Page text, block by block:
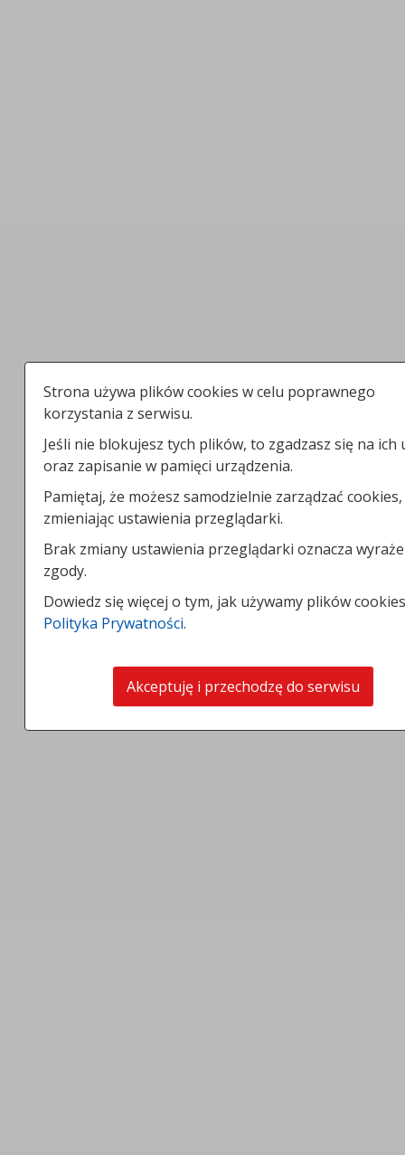
Strona używa plików cookies w celu poprawnego
korzystania z serwisu.
Jeśli nie blokujesz tych plików, to zgadzasz się na ich
oraz zapisanie w pamięci urządzenia.
Pamiętaj, że możesz samodzielnie zarządzać cookies,
zmieniając ustawienia przeglądarki.
Brak zmiany ustawienia przeglądarki oznacza
zgody.
Dowiedz się więcej o tym, jak używamy plików
Polityka Prywatności.
Akceptuję i przechodzę do serwisu